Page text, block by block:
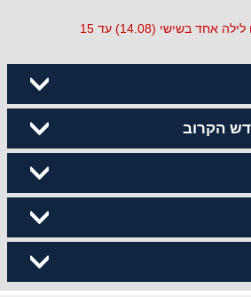
- 8000 ₪ ללילה למזמינים לילה אחד בשישי (14.08) עד 15
הקרוב